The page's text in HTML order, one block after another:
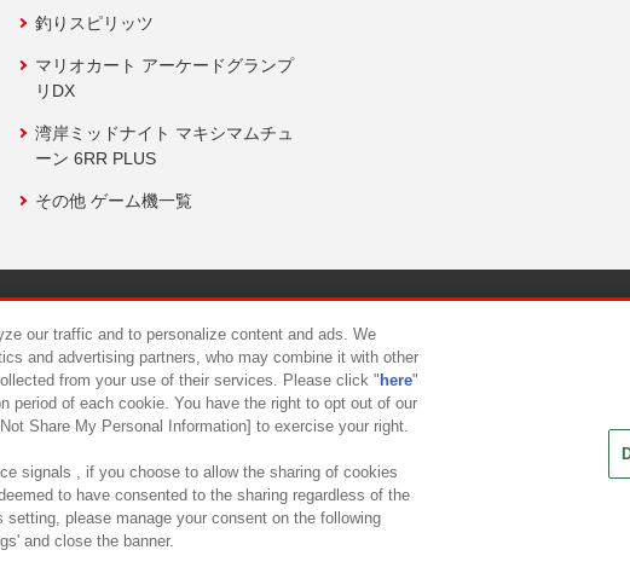
釣りスピリッツ
マリオカート アーケードグランプ
リDX
湾岸ミッドナイト マキシマムチュ
ーン 6RR PLUS
その他 ゲーム機一覧
のご提供について カスタマーハラスメント対応方針
our traffic and to personalize content and ads. We
and advertising partners, who may combine it with other
from your use of their services. Please click " here"
period of each cookie. You have the right to opt out of our
Share My Personal Information] to exercise your right.
signals , if you choose to allow the sharing of cookies
to have consented to the sharing regardless of the
please manage your consent on the following
and close the banner.